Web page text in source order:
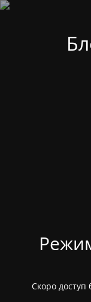
Скоро доступ